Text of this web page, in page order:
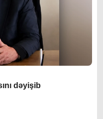
dəyişib